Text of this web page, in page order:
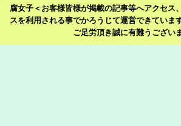
腐女子＜お客様皆様が掲載の記事等へアクセス
スを利用される事でかろうじて運営できていま
ご足労頂き誠に有難うござい